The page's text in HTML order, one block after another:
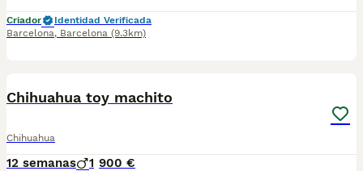
Criador
Identidad Verificada
Barcelona, Barcelona (9.3km)
Chihuahua toy machito
Chihuahua
12 semanas 1 900 €